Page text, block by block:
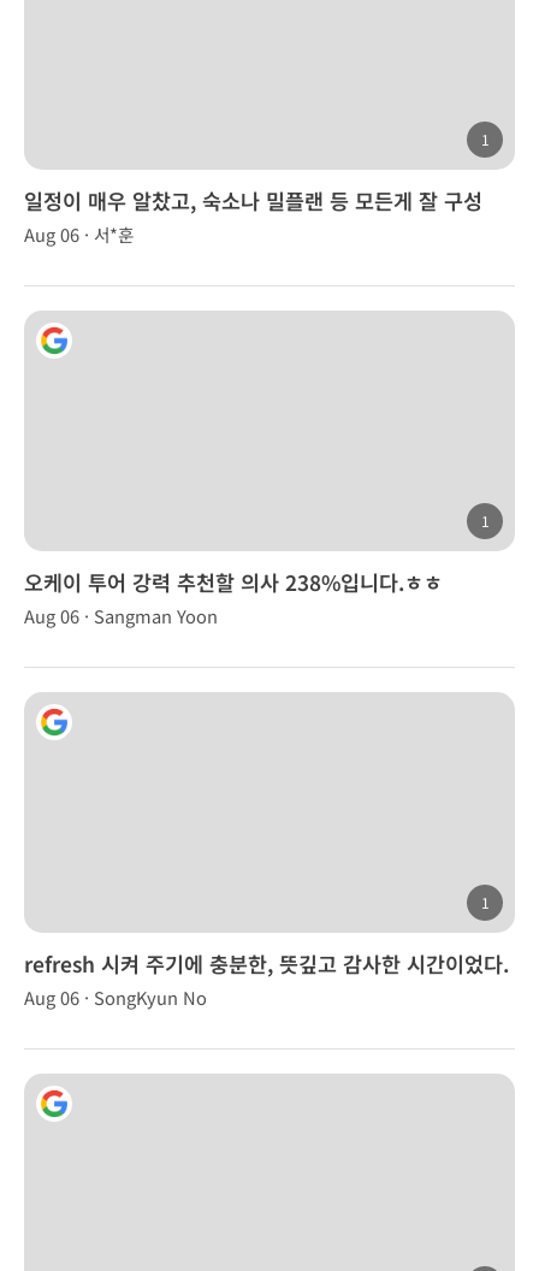
1
일정이 매우 알찼고, 숙소나 밀플랜 등 모든게 잘 구성
Aug 06 · 서*훈
1
오케이 투어 강력 추천할 의사 238%입니다.ㅎㅎ
Aug 06 · Sangman Yoon
1
refresh 시켜 주기에 충분한, 뜻깊고 감사한 시간이었다.
Aug 06 · SongKyun No